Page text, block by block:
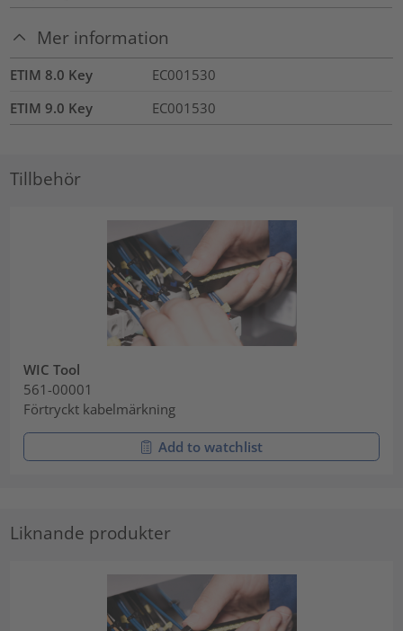
Mer information
ETIM 8.0 Key
EC001530
ETIM 9.0 Key
EC001530
Tillbehör
WIC Tool
561-00001
Förtryckt kabelmärkning
Add to watchlist
Liknande produkter